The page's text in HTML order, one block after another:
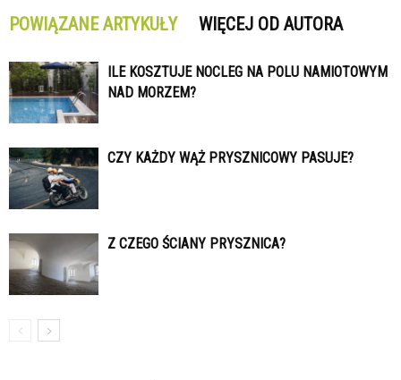
POWIĄZANE ARTYKUŁY WIĘCEJ OD AUTORA
ILE KOSZTUJE NOCLEG NA POLU NAMIOTOWYM
NAD MORZEM?
CZY KAŻDY WĄŻ PRYSZNICOWY PASUJE?
Z CZEGO ŚCIANY PRYSZNICA?